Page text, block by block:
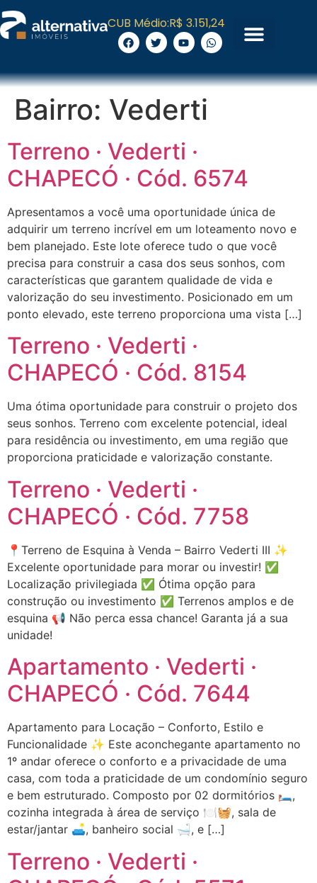
CUB Médio:R$ 3.151,24
Bairro: Vederti
Terreno · Vederti ·
CHAPECÓ · Cód. 6574
Apresentamos a você uma oportunidade única de
adquirir um terreno incrível em um loteamento novo e
bem planejado. Este lote oferece tudo o que você
precisa para construir a casa dos seus sonhos, com
características que garantem qualidade de vida e
valorização do seu investimento. Posicionado em um
ponto elevado, este terreno proporciona uma vista […]
Terreno · Vederti ·
CHAPECÓ · Cód. 8154
Uma ótima oportunidade para construir o projeto dos
seus sonhos. Terreno com excelente potencial, ideal
para residência ou investimento, em uma região que
proporciona praticidade e valorização constante.
Terreno · Vederti ·
CHAPECÓ · Cód. 7758
📍Terreno de Esquina à Venda – Bairro Vederti III ✨
Excelente oportunidade para morar ou investir! ✅
Localização privilegiada ✅ Ótima opção para
construção ou investimento ✅ Terrenos amplos e de
esquina 📢 Não perca essa chance! Garanta já a sua
unidade!
Apartamento · Vederti ·
CHAPECÓ · Cód. 7644
Apartamento para Locação – Conforto, Estilo e
Funcionalidade ✨ Este aconchegante apartamento no
1º andar oferece o conforto e a privacidade de uma
casa, com toda a praticidade de um condomínio seguro
e bem estruturado. Composto por 02 dormitórios 🛏️,
cozinha integrada à área de serviço 🍽️🧺, sala de
estar/jantar 🛋️, banheiro social 🛁, e […]
Terreno · Vederti ·